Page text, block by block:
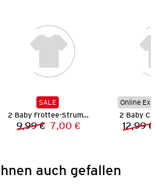
SALE
2 Baby Frottee-Strumpfhosen
Vorheriger Preis:
9,99 € Neuer Preis:
7,00 €
Online
2 Baby
12,99 €
auch gefallen